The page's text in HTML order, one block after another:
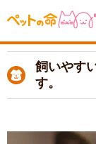
飼いやす
す。